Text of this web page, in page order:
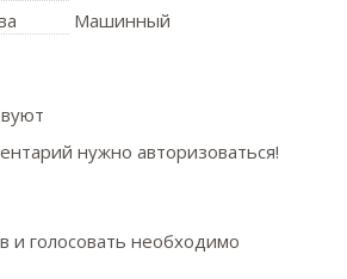
Машинный
нужно авторизоваться!
и голосовать необходимо